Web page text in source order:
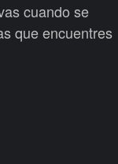
cuando se
que encuentres